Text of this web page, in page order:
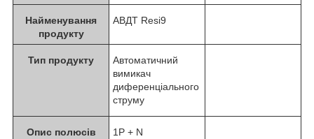
Найменування
продукту
АВДТ Resi9
Тип продукту
Автоматичний
вимикач
диференціального
струму
Опис полюсів 1P + N